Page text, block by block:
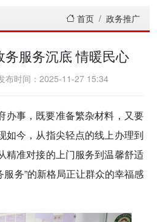
党建理论
党群关系
党的声音
首页 政务推广
服务沉底 情暖民心
布时间：2025-11-27 15:34
办事，既要准备繁杂材料，又要
如今，从指尖轻点的线上办理到
精准对接的上门服务到温馨舒适
服务”的新格局正让群众的幸福感